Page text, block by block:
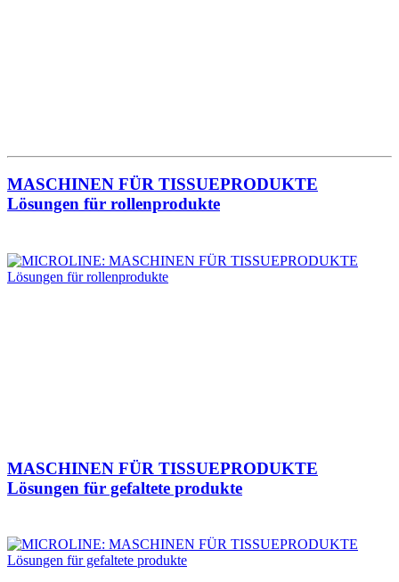
MASCHINEN FÜR TISSUEPRODUKTE
Lösungen für rollenprodukte
MASCHINEN FÜR TISSUEPRODUKTE
Lösungen für gefaltete produkte